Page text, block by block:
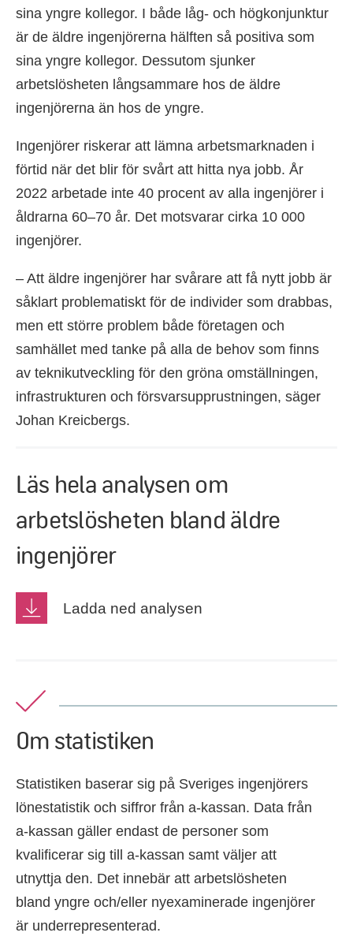
sina yngre kollegor. I både låg- och högkonjunktur
är de äldre ingenjörerna hälften så positiva som
sina yngre kollegor. Dessutom sjunker
arbetslösheten långsammare hos de äldre
ingenjörerna än hos de yngre.
Ingenjörer riskerar att lämna arbetsmarknaden i
förtid när det blir för svårt att hitta nya jobb. År
2022 arbetade inte 40 procent av alla ingenjörer i
åldrarna 60–70 år. Det motsvarar cirka 10 000
ingenjörer.
– Att äldre ingenjörer har svårare att få nytt jobb är
såklart problematiskt för de individer som drabbas,
men ett större problem både företagen och
samhället med tanke på alla de behov som finns
av teknikutveckling för den gröna omställningen,
infrastrukturen och försvarsupprustningen, säger
Johan Kreicbergs.
Läs hela analysen om
arbetslösheten bland äldre
ingenjörer
Ladda ned analysen
Om statistiken
Statistiken baserar sig på Sveriges ingenjörers
lönestatistik och siffror från a-kassan. Data från
a-kassan gäller endast de personer som
kvalificerar sig till a-kassan samt väljer att
utnyttja den. Det innebär att arbetslösheten
bland yngre och/eller nyexaminerade ingenjörer
är underrepresenterad.